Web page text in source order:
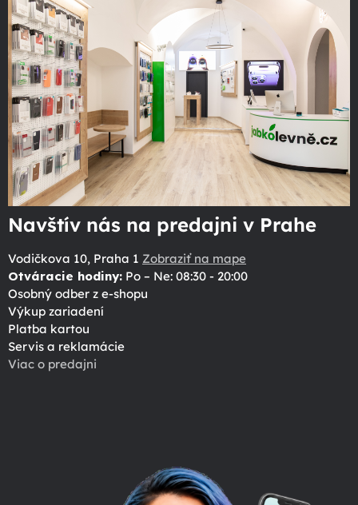
Navštív nás na predajni v Prahe
Vodičkova 10, Praha 1 Zobraziť na mape
Otváracie hodiny: Po – Ne: 08:30 - 20:00
Osobný odber z e-shopu
Výkup zariadení
Platba kartou
Servis a reklamácie
Viac o predajni